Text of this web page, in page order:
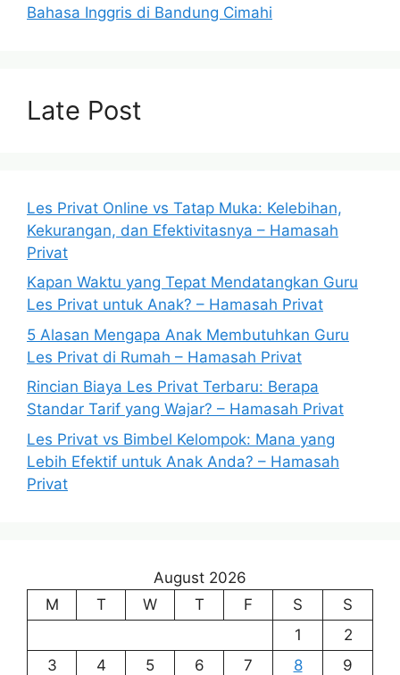
Bahasa Inggris di Bandung Cimahi
Late Post
Les Privat Online vs Tatap Muka: Kelebihan,
Kekurangan, dan Efektivitasnya – Hamasah
Privat
Kapan Waktu yang Tepat Mendatangkan Guru
Les Privat untuk Anak? – Hamasah Privat
5 Alasan Mengapa Anak Membutuhkan Guru
Les Privat di Rumah – Hamasah Privat
Rincian Biaya Les Privat Terbaru: Berapa
Standar Tarif yang Wajar? – Hamasah Privat
Les Privat vs Bimbel Kelompok: Mana yang
Lebih Efektif untuk Anak Anda? – Hamasah
Privat
August 2026
M
T W T F S
S
1
2
3
4 5 6 7 8
9